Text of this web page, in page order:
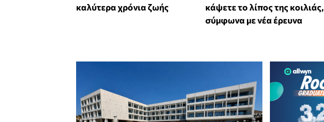
καλύτερα χρόνια ζωής
κάψετε το λίπος της κοιλιάς,
σύμφωνα με νέα έρευνα